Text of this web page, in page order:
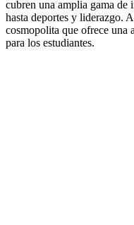
cubren una amplia gama de
hasta deportes y liderazgo.
cosmopolita que ofrece una
para los estudiantes.